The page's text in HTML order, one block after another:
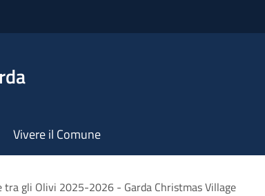
Vivere il Comune
tra gli Olivi 2025-2026 - Garda Christmas Village